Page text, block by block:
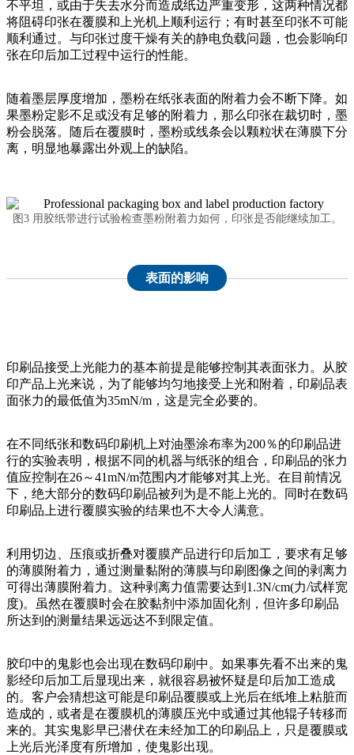
不平坦，或由于失去水分而造成纸边严重变形，这两种情况都
将阻碍印张在覆膜和上光机上顺利运行；有时甚至印张不可能
顺利通过。与印张过度干燥有关的静电负载问题，也会影响印
张在印后加工过程中运行的性能。
随着墨层厚度增加，墨粉在纸张表面的附着力会不断下降。如
果墨粉定影不足或没有足够的附着力，那么印张在裁切时，墨
粉会脱落。随后在覆膜时，墨粉或线条会以颗粒状在薄膜下分
离，明显地暴露出外观上的缺陷。
图3 用胶纸带进行试验检查墨粉附着力如何，印张是否能继续加工。
表面的影响
印刷品接受上光能力的基本前提是能够控制其表面张力。从胶
印产品上光来说，为了能够均匀地接受上光和附着，印刷品表
面张力的最低值为35mN/m，这是完全必要的。
在不同纸张和数码印刷机上对油墨涂布率为200％的印刷品进
行的实验表明，根据不同的机器与纸张的组合，印刷品的张力
值应控制在26～41mN/m范围内才能够对其上光。在目前情况
下，绝大部分的数码印刷品被列为是不能上光的。同时在数码
印刷品上进行覆膜实验的结果也不大令人满意。
利用切边、压痕或折叠对覆膜产品进行印后加工，要求有足够
的薄膜附着力，通过测量黏附的薄膜与印刷图像之间的剥离力
可得出薄膜附着力。这种剥离力值需要达到1.3N/cm(力/试样宽
度)。虽然在覆膜时会在胶黏剂中添加固化剂，但许多印刷品
所达到的测量结果远远达不到限定值。
胶印中的鬼影也会出现在数码印刷中。如果事先看不出来的鬼
影经印后加工后显现出来，就很容易被怀疑是印后加工造成
的。客户会猜想这可能是印刷品覆膜或上光后在纸堆上粘脏而
造成的，或者是在覆膜机的薄膜压光中或通过其他辊子转移而
来的。其实鬼影早已潜伏在未经加工的印刷品上，只是覆膜或
上光后光泽度有所增加，使鬼影出现。